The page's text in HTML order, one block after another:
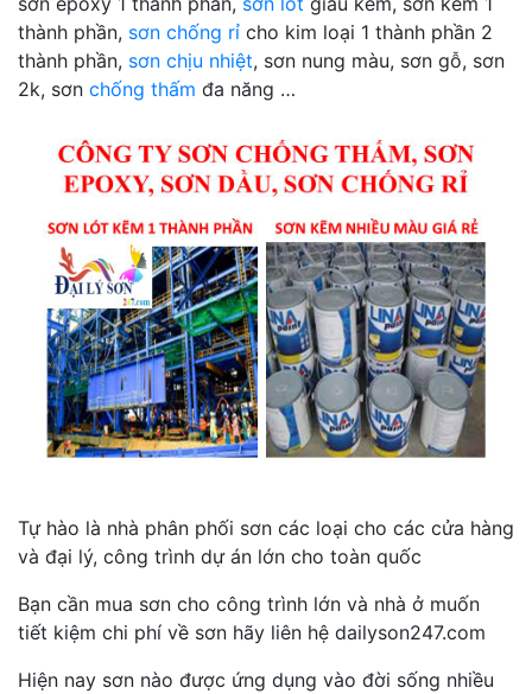
thành phần, sơn chống rỉ cho kim loại 1 thành phần 2
thành phần, sơn chịu nhiệt, sơn nung màu, sơn gỗ, sơn
2k, sơn chống thấm đa năng …
Tự hào là nhà phân phối sơn các loại cho các cửa hàng
và đại lý, công trình dự án lớn cho toàn quốc
Bạn cần mua sơn cho công trình lớn và nhà ở muốn
tiết kiệm chi phí về sơn hãy liên hệ dailyson247.com
Hiện nay sơn nào được ứng dụng vào đời sống nhiều